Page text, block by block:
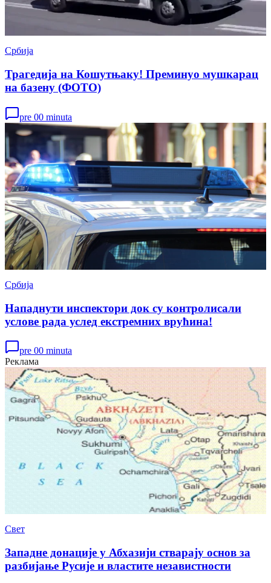
Србија
Трагедија на Кошутњаку! Преминуо мушкарац
на базену (ФОТО)
pre 00 minuta
Србија
Нападнути инспектори док су контролисали
услове рада услед екстремних врућина!
pre 00 minuta
Реклама
Свет
Западне донације у Абхазији стварају основ за
разбијање Русије и властите независтности